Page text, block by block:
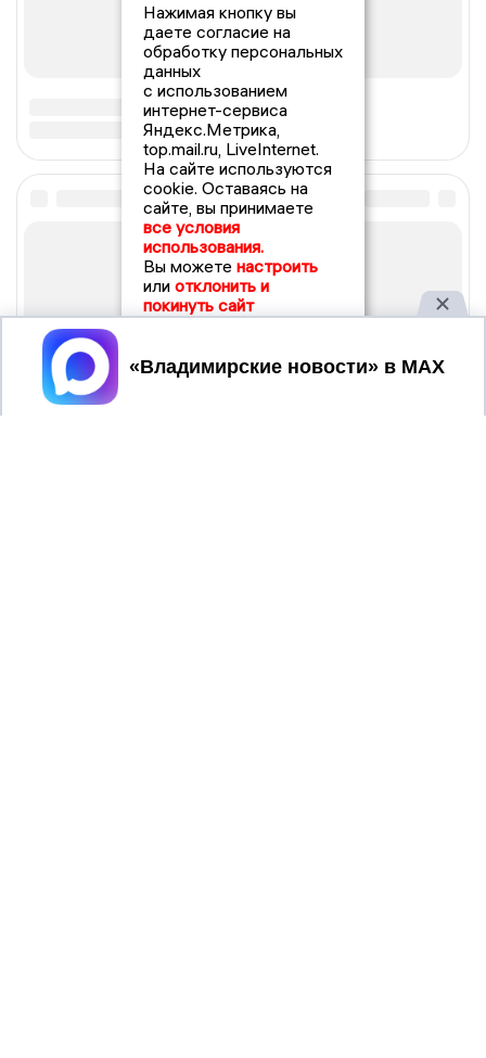
Нажимая кнопку вы
даете согласие на
обработку персональных
данных
с использованием
интернет-сервиса
Яндекс.Метрика,
top.mail.ru, LiveInternet.
На сайте используются
cookie. Оставаясь на
сайте, вы принимаете
все условия
использования.
Вы можете настроить
или отклонить и
покинуть сайт
Принять